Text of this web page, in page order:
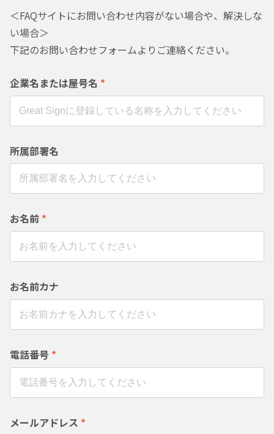
＜FAQサイトにお問い合わせ内容がない場合や、解決しな
い場合＞
下記のお問い合わせフォームよりご連絡ください。
企業名または屋号名 *
所属部署名
お名前 *
お名前カナ
電話番号 *
メールアドレス *